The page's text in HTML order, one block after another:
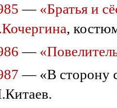
— «Братья и
,
—
— «В сторону